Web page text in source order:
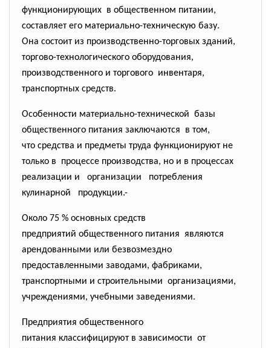
функционирующих в общественном питании,
составляет его материально-техническую базу.
Она состоит из производственно-торговых зданий,
торгово-технологического оборудования,
производственного и торгового инвентаря,
транспортных средств.
Особенности материально-технической базы
общественного питания заключаются в том,
что средства и предметы труда функционируют не
только в процессе производства, но и в процессах
реализации и организации потребления
кулинарной продукции.-
Около 75 % основных средств
предприятий общественного питания являются
арендованными или безвозмездно
предоставленными заводами, фабриками,
транспортными и строительными организациями,
учреждениями, учебными заведениями.
Предприятия общественного
питания классифицируют в зависимости от